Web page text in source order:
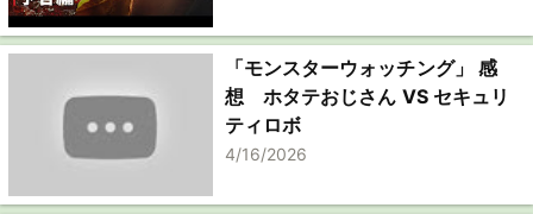
「モンスターウォッチング」 感
想 ホタテおじさん VS セキュリ
ティロボ
4/16/2026